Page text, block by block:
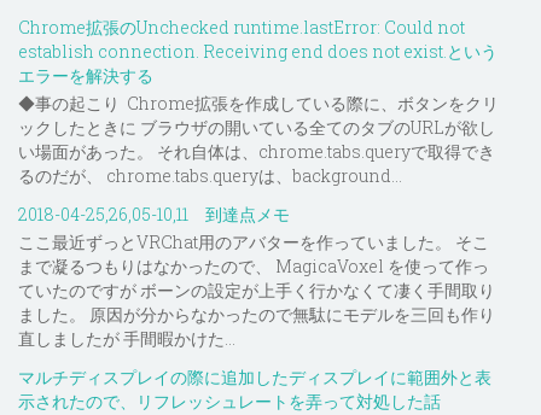
Chrome拡張のUnchecked runtime.lastError: Could not
establish connection. Receiving end does not exist.という
エラーを解決する
◆事の起こり Chrome拡張を作成している際に、ボタンをクリ
ックしたときに ブラウザの開いている全てのタブのURLが欲し
い場面があった。 それ自体は、chrome.tabs.queryで取得でき
るのだが、 chrome.tabs.queryは、background...
2018-04-25,26,05-10,11 到達点メモ
ここ最近ずっとVRChat用のアバターを作っていました。 そこ
まで凝るつもりはなかったので、 MagicaVoxel を使って作っ
ていたのですが ボーンの設定が上手く行かなくて凄く手間取り
ました。 原因が分からなかったので無駄にモデルを三回も作り
直しましたが 手間暇かけた...
マルチディスプレイの際に追加したディスプレイに範囲外と表
示されたので、リフレッシュレートを弄って対処した話